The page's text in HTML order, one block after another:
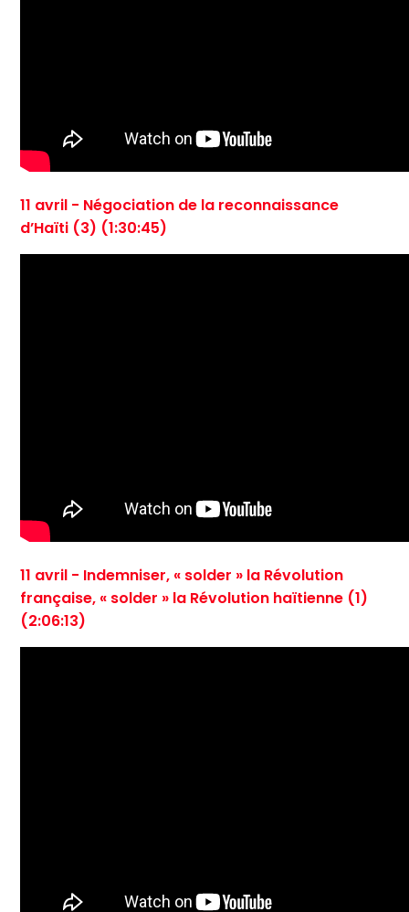
11 avril - Négociation de la reconnaissance
d’Haïti (3) (1:30:45)
11 avril - Indemniser, « solder » la Révolution
française, « solder » la Révolution haïtienne (1)
(2:06:13)